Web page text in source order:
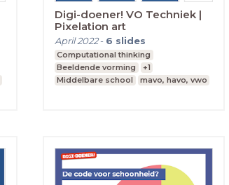
Digi-doener! VO Techniek |
Pixelation art
April 2022- 6 slides
Computational thinking
Beeldende vorming
+1
Middelbare school
mavo, havo, vwo